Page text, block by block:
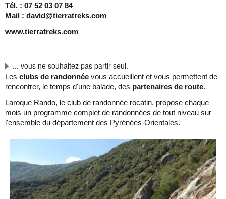
Tél. : 07 52 03 07 84
Mail : david@tierratreks.com
www.tierratreks.com
... vous ne souhaitez pas partir seul.
Les clubs de randonnée vous accueillent et vous permettent de
rencontrer, le temps d'une balade, des partenaires de route.
Laroque Rando, le club de randonnée rocatin, propose chaque
mois un programme complet de randonnées de tout niveau sur
l'ensemble du département des Pyrénées-Orientales.